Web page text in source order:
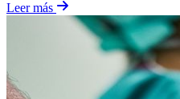
Leer más